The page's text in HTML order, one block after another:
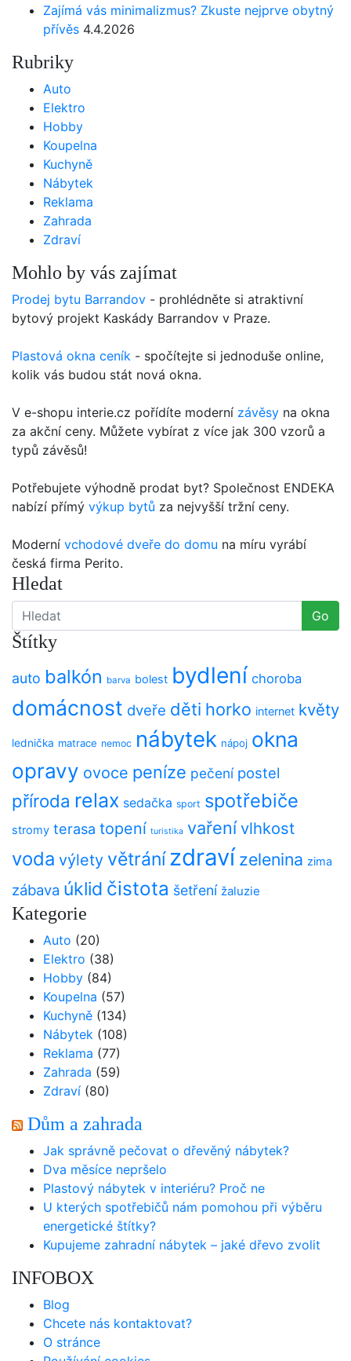
Zajímá vás minimalizmus? Zkuste nejprve obytný
přívěs 4.4.2026
Rubriky
Auto
Elektro
Hobby
Koupelna
Kuchyně
Nábytek
Reklama
Zahrada
Zdraví
Mohlo by vás zajímat
Prodej bytu Barrandov - prohlédněte si atraktivní
bytový projekt Kaskády Barrandov v Praze.
Plastová okna ceník - spočítejte si jednoduše online,
kolik vás budou stát nová okna.
V e-shopu interie.cz pořídíte moderní závěsy na okna
za akční ceny. Můžete vybírat z více jak 300 vzorů a
typů závěsů!
Potřebujete výhodně prodat byt? Společnost ENDEKA
nabízí přímý výkup bytů za nejvyšší tržní ceny.
Moderní vchodové dveře do domu na míru vyrábí
česká firma Perito.
Hledat
Go
Štítky
auto balkón barva bolest bydlení choroba
domácnost dveře děti horko internet květy
lednička matrace nemoc nábytek nápoj okna
opravy ovoce peníze pečení postel
příroda relax sedačka sport spotřebiče
stromy terasa topení turistika vaření vlhkost
voda výlety větrání zdraví zelenina zima
zábava úklid čistota šetření žaluzie
Kategorie
Auto (20)
Elektro (38)
Hobby (84)
Koupelna (57)
Kuchyně (134)
Nábytek (108)
Reklama (77)
Zahrada (59)
Zdraví (80)
Dům a zahrada
Jak správně pečovat o dřevěný nábytek?
Dva měsíce nepršelo
Plastový nábytek v interiéru? Proč ne
U kterých spotřebičů nám pomohou při výběru
energetické štítky?
Kupujeme zahradní nábytek – jaké dřevo zvolit
INFOBOX
Blog
Chcete nás kontaktovat?
O stránce